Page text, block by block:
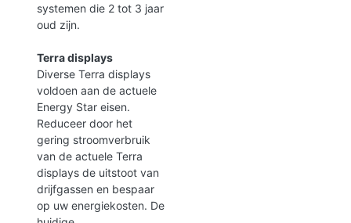
systemen die 2 tot 3 jaar
oud zijn.
Terra displays
Diverse Terra displays
voldoen aan de actuele
Energy Star eisen.
Reduceer door het
gering stroomverbruik
van de actuele Terra
displays de uitstoot van
drijfgassen en bespaar
op uw energiekosten. De